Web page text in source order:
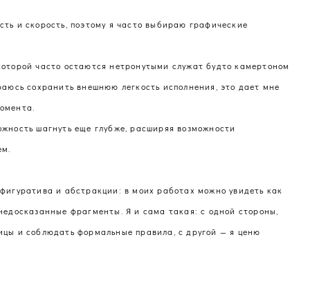
и скорость, поэтому я часто выбираю графические
часто остаются нетронутыми служат будто камертоном
сохранить внешнюю легкость исполнения, это дает мне
шагнуть еще глубже, расширяя возможности
и абстракции: в моих работах можно увидеть как
фрагменты. Я и сама такая: с одной стороны,
и соблюдать формальные правила, с другой — я ценю